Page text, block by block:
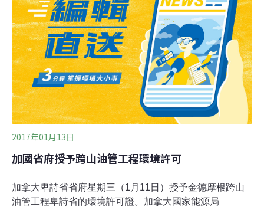
論；然而，從全球氣候與能源政策觀點來看，國內幾位學
者大膽分析，「川普效應」未必昭告了環境全盤皆輸的局
面，甚至抱持「審慎樂觀」態度，認為美國不太可能退出
〈巴黎協定〉，並藉此指出台灣在全球減碳角色的參與契
機。拋開環境正義 加深社會對立選後，國際知名科學期刊
《自然》（Nature）以社論反對川普團隊；麻省理工百位
教授及員工發表公開信，對川普提出強烈質疑。德國《明
鏡》周刊封面直接把川普畫成一顆流星，勢不
2017年01月13日
加國省府授予跨山油管工程環境許可
加拿大卑詩省省府星期三（1月11日）授予金德摩根跨山
油管工程卑詩省的環境許可證。加拿大國家能源局